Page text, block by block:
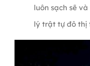
luôn sạch sẽ
lý trật tự đô thị